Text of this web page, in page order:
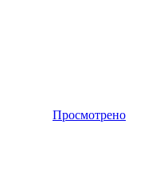
Просмотрено